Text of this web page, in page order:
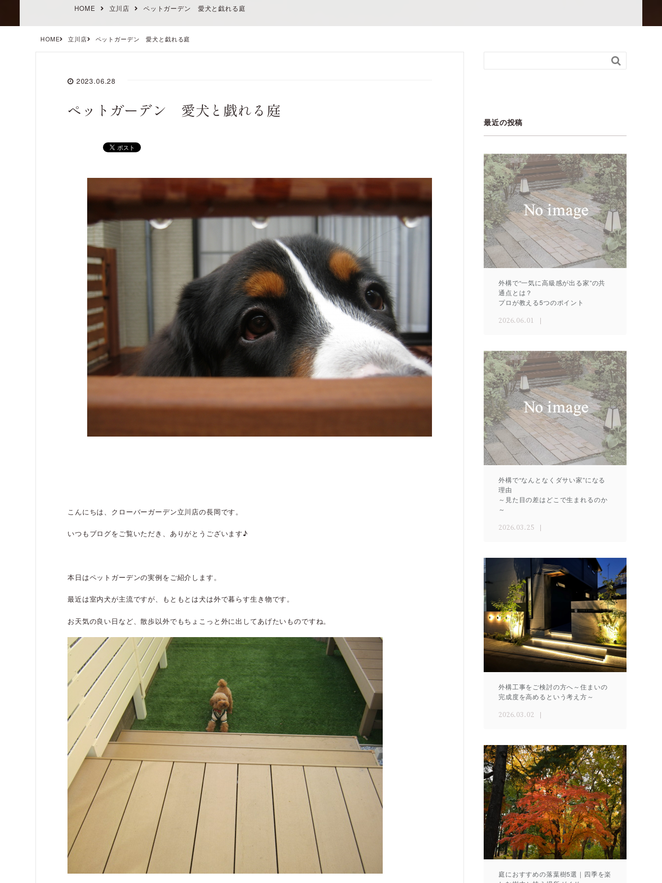
HOME 立川店 ペットガーデン 愛犬と戯れる庭
HOME 立川店 ペットガーデン 愛犬と戯れる庭
2023.06.28
ペットガーデン 愛犬と戯れる庭
こんにちは、クローバーガーデン立川店の長岡です。
いつもブログをご覧いただき、ありがとうございます♪
本日はペットガーデンの実例をご紹介します。
最近は室内犬が主流ですが、もともとは犬は外で暮らす生き物です。
お天気の良い日など、散歩以外でもちょこっと外に出してあげたいものですね。

最近の投稿
外構で“一気に高級感が出る家”の共
通点とは？
プロが教える5つのポイント
2026.06.01
外構で“なんとなくダサい家”になる
理由
～見た目の差はどこで生まれるのか
～
2026.03.25
外構工事をご検討の方へ～住まいの
完成度を高めるという考え方～
2026.03.02
庭におすすめの落葉樹5選｜四季を楽